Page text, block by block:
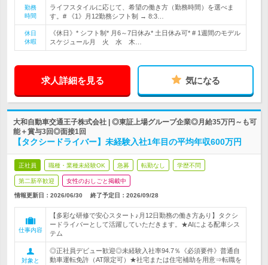
勤務
時間
ライフスタイルに応じて、希望の働き方（勤務時間）を選べま
す。# 《1》月12勤務シフト制 → 8:3…
休日
休暇
《休日》* シフト制* 月6～7日休み* 土日休み可* # 1週間のモデル
スケジュール月 火 水 木…
求人詳細を見る 気になる
大和自動車交通王子株式会社 | ◎東証上場グループ企業◎月給35万円～も可
能＋賞与3回◎面接1回
【タクシードライバー】未経験入社1年目の平均年収600万円
正社員 職種・業種未経験OK 急募 転勤なし 学歴不問
第二新卒歓迎 女性のおしごと掲載中
情報更新日：2026/06/30 終了予定日： 2026/09/28
仕事内容
【多彩な研修で安心スタート♪月12日勤務の働き方あり】タクシ
ードライバーとして活躍していただきます。★AIによる配車シス
テム
対象と
◎正社員デビュー歓迎◎未経験入社率94.7％《必須要件》普通自
動車運転免許（AT限定可）★社宅または住宅補助を用意⇒転職を